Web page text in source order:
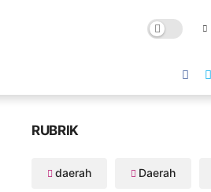
RUBRIK
daerah Daerah